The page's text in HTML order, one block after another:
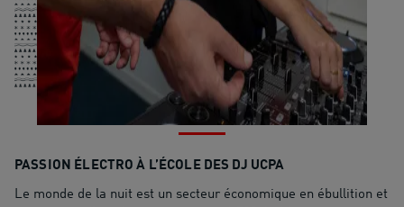
PASSION ÉLECTRO À L’ÉCOLE DES DJ UCPA
Le monde de la nuit est un secteur économique en ébullition et